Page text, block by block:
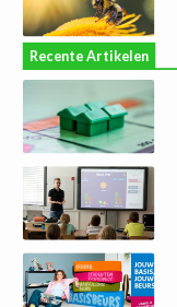
Recente Artikelen